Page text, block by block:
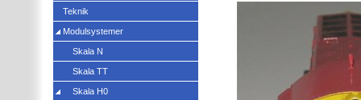
Teknik
Modulsystemer
Skala N
Skala TT
Skala H0